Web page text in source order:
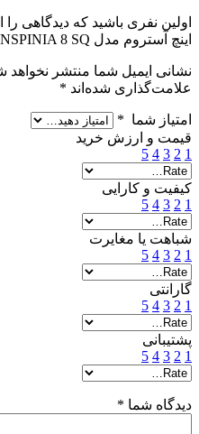
اینچ آستروم مدل INSPINIA 8 SQ”
نشانی ایمیل شما منتشر نخواهد
علامت‌گذاری شده‌اند *
امتیاز شما *
قیمت و ارزش خرید
1
2
3
4
5
کیفیت و کارایی
1
2
3
4
5
شباهت یا مغایرت
1
2
3
4
5
گارانتی
1
2
3
4
5
پشتیبانی
1
2
3
4
5
دیدگاه شما *